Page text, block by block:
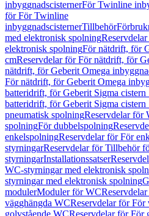
inbyggnadscisternerFör Twinline
för För Twinline
inbyggnadscisternerTillbehör
med elektronisk spolning
elektronisk spolningFör nätdrift, för
cmReservdelar för För nätdrift, för
nätdrift, för Geberit Omega
För nätdrift, för Geberit Omega
batteridrift, för Geberit Sigma cistern
batteridrift, för Geberit Sigma cistern
pneumatisk spolningReservdelar för
spolningFör dubbelspolning
enkelspolningReservdelar för För
styrningarReservdelar för Tillbehör
styrningarInstallationssatser
WC-styrningar med elektronisk
styrningar med elektronisk spolning
modulerModuler för WC
vägghängda WCReservdelar för För
golvstående WCReservdelar för För